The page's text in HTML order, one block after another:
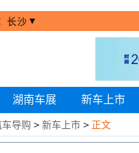
长沙 ▼
湖南车展 新车上市
车导购 > 新车上市 > 正文